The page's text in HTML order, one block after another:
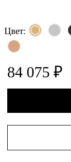
Цвет:
84 075 ₽